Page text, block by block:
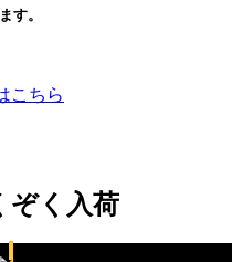
す。
ぞく入荷